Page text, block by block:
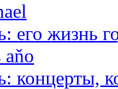
его жизнь
aňo
концерты,